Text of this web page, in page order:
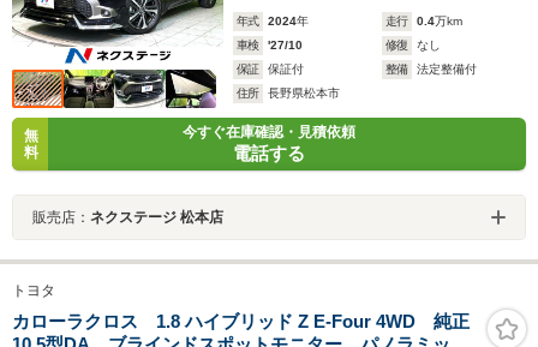
年式 2024年 走行 0.4万km
車検
'27/10 修復
なし
保証
保証付 整備
法定整備付
住所
長野県松本市
無
料
今すぐ在庫確認・見積依頼
電話する
販売店： ネクステージ 松本店
トヨタ
カローラクロス 1.8 ハイブリッド Z E-Four 4WD 純正